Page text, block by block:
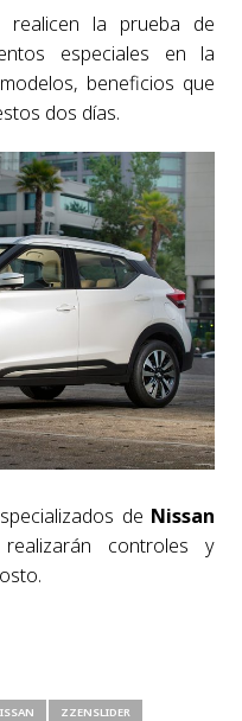
realicen la prueba de
especiales en la
beneficios que
dos días.
de Nissan
controles y
ZZENSLIDER